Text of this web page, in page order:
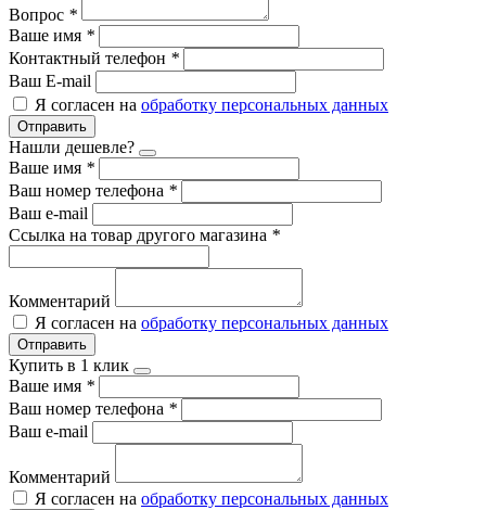
Вопрос *
Ваше имя *
Контактный телефон *
Ваш E-mail
Я согласен на обработку персональных данных
Отправить
Нашли дешевле?
Ваше имя *
Ваш номер телефона *
Ваш e-mail
Ссылка на товар другого магазина *
Комментарий
Я согласен на обработку персональных данных
Отправить
Купить в 1 клик
Ваше имя *
Ваш номер телефона *
Ваш e-mail
Комментарий
Я согласен на обработку персональных данных